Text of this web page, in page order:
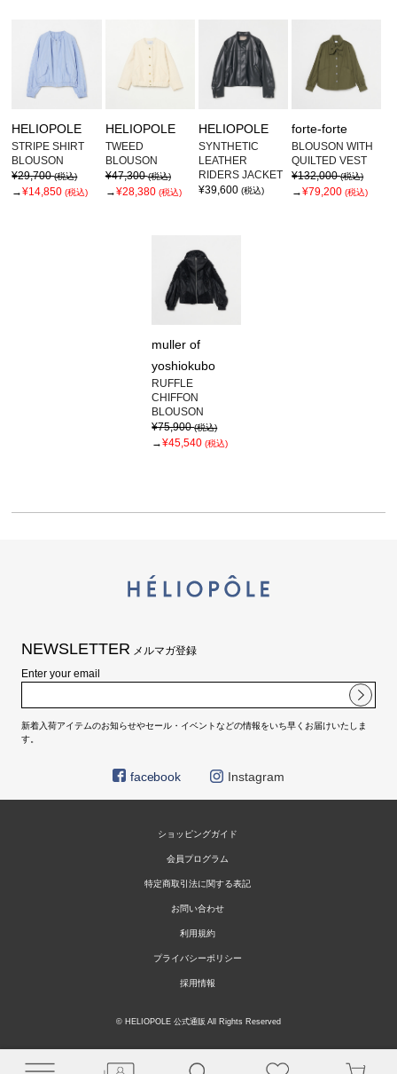
HELIOPOLE
STRIPE SHIRT
BLOUSON
¥29,700(税込)
→¥14,850(税込)
HELIOPOLE
TWEED
BLOUSON
¥47,300(税込)
→¥28,380 (税込)
HELIOPOLE
SYNTHETIC
LEATHER
RIDERS JACKET
¥39,600 (税込)
forte-forte
BLOUSON WITH
QUILTED VEST
¥132,000(税込)
→¥79,200(税込)
muller of
yoshiokubo
RUFFLE
CHIFFON
BLOUSON
¥75,900(税込)
→¥45,540(税込)
NEWSLETTER メルマガ登録
Enter your email
新着入荷アイテムのお知らせやセール・イベントなどの情報をいち早くお届けいたしま
す。
facebook Instagram
ショッピングガイド
会員プログラム
特定商取引法に関する表記
お問い合わせ
利用規約
プライバシーポリシー
採用情報
© HELIOPOLE 公式通販 All Rights Reserved